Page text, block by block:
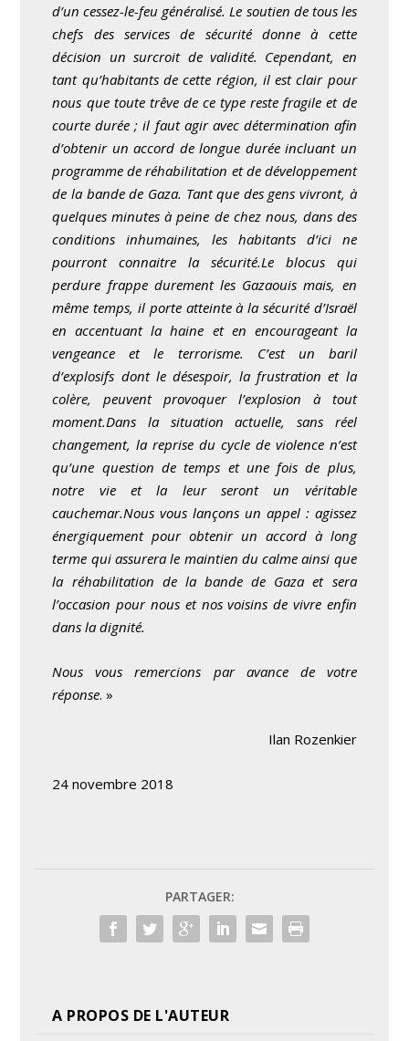
d’un cessez-le-feu généralisé. Le soutien de tous les
chefs des services de sécurité donne à cette
décision un surcroit de validité. Cependant, en
tant qu’habitants de cette région, il est clair pour
nous que toute trêve de ce type reste fragile et de
courte durée ; il faut agir avec détermination afin
d’obtenir un accord de longue durée incluant un
programme de réhabilitation et de développement
de la bande de Gaza. Tant que des gens vivront, à
quelques minutes à peine de chez nous, dans des
conditions inhumaines, les habitants d’ici ne
pourront connaitre la sécurité.Le blocus qui
perdure frappe durement les Gazaouis mais, en
même temps, il porte atteinte à la sécurité d’Israël
en accentuant la haine et en encourageant la
vengeance et le terrorisme. C’est un baril
d’explosifs dont le désespoir, la frustration et la
colère, peuvent provoquer l’explosion à tout
moment.Dans la situation actuelle, sans réel
changement, la reprise du cycle de violence n’est
qu’une question de temps et une fois de plus,
notre vie et la leur seront un véritable
cauchemar.Nous vous lançons un appel : agissez
énergiquement pour obtenir un accord à long
terme qui assurera le maintien du calme ainsi que
la réhabilitation de la bande de Gaza et sera
l’occasion pour nous et nos voisins de vivre enfin
dans la dignité.
Nous vous remercions par avance de votre
réponse. »
Ilan Rozenkier
24 novembre 2018
PARTAGER:
A PROPOS DE L'AUTEUR